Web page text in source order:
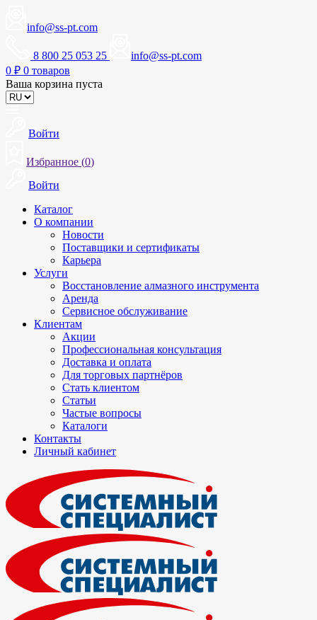
info@ss-pt.com
8 800 25 053 25
info@ss-pt.com
0 ₽ 0 товаров
Ваша корзина пуста
Войти
Избранное (0)
Войти
Каталог
О компании
Новости
Поставщики и сертификаты
Карьера
Услуги
Восстановление алмазного инструмента
Аренда
Сервисное обслуживание
Клиентам
Акции
Профессиональная консультация
Доставка и оплата
Для торговых партнёров
Стать клиентом
Статьи
Частые вопросы
Каталоги
Контакты
Личный кабинет